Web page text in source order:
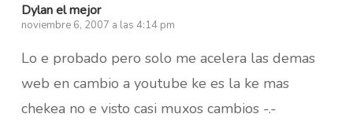
Dylan el mejor
noviembre 6, 2007 a las 4:14 pm
Lo e probado pero solo me acelera las demas
web en cambio a youtube ke es la ke mas
chekea no e visto casi muxos cambios -.-